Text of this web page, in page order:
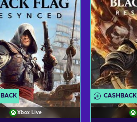
Xbox Live
CASHBACK